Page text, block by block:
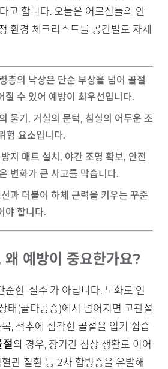
고 합니다. 오늘은 어르신들의 안
환경 체크리스트를 공간별로 자세
층의 낙상은 단순 부상을 넘어 골절
질 수 있어 예방이 최우선입니다.
물기, 거실의 문턱, 침실의 어두운 조
험 요소입니다.
지 매트 설치, 야간 조명 확보, 안전
변화가 큰 사고를 막습니다.
과 더불어 하체 근력을 키우는 꾸준
야 합니다.
왜 예방이 중요한가요?
순한 '실수'가 아닙니다. 노화로 인
태(골다공증)에서 넘어지면 고관절
, 척추에 심각한 골절을 입기 쉽습
의 경우, 장기간 침상 생활로 이어
관 질환 등 2차 합병증을 유발해